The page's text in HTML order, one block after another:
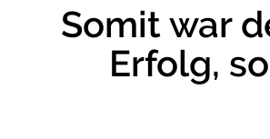
Somit war
Erfolg,